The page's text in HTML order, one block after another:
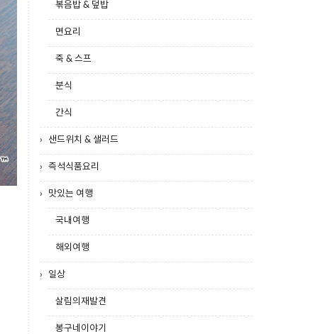
볶음밥 & 덮밥
면요리
죽 & 스프
분식
간식
샌드위치 & 샐러드
즉석식품요리
맛있는 여행
국내여행
해외여행
일상
살림의재발견
봉구네이야기